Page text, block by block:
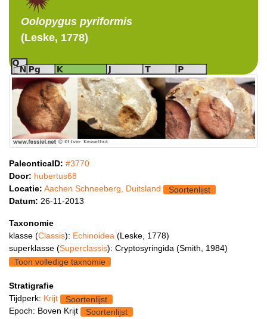
Oolopygus pyriformis
(Leske, 1778)
PaleonticaID: #3770
Door: hubertus68
Locatie: Aachen Schneeberg, Duitsland
Soortenlijst
Datum: 26-11-2013
Taxonomie
klasse (Classis): Echinoidea (Leske, 1778)
superklasse (Superclassis): Cryptosyringida (Smith, 1984)
Toon volledige taxnomie
Stratigrafie
Tijdperk: Krijt
Soortenlijst
Epoch: Boven Krijt
Soortenlijst